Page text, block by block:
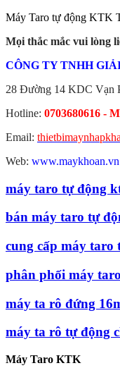
Máy Taro tự động KTK
Mọi thắc mắc vui lòng
CÔNG TY TNHH
28 Đường 14 KDC Vạn
Hotline: 0703680616 -
Email:
Web: www.maykhoan.vn
máy taro tự động
bán máy taro tự
cung cấp máy taro
phân phối máy
máy ta rô đứng
máy ta rô tự động
Máy Taro KTK